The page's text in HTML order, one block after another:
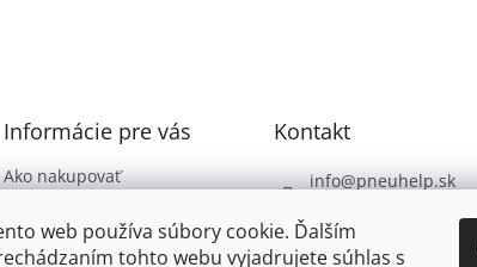
web používa súbory cookie. Ďalším
tohto webu vyjadrujete súhlas s
Informácie pre vás
Ako nakupovať
Podmienky ochrany
osobných údajov
Kontakt
info@pneuhelp.sk